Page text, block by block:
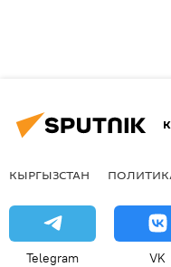
КЫРГЫЗСТАН
Telegram VK